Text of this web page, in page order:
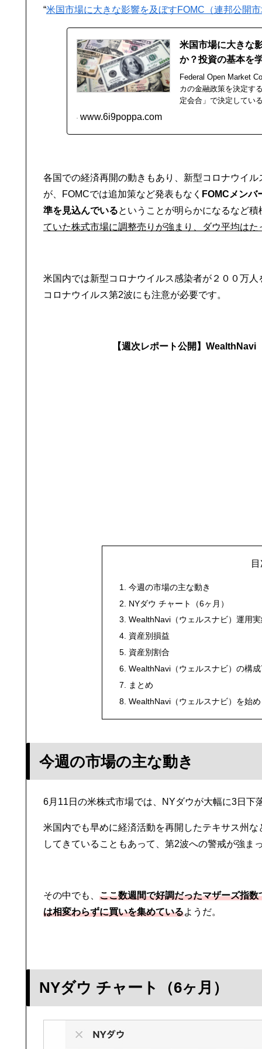
“米国市場に大きな影響を及ぼすFOMC（連邦公開
米国市場に大きな
か？投資の基本を
Federal Open Market
カの金融政策を決定す
定会合」で決定してい
www.6i9poppa.com
各国での経済再開の動きもあり、新型コロナウイ
が、FOMCでは追加策など発表もなく FOMCメンバ
準を見込んでいるということが明らかになるなど
ていた株式市場に調整売りが強まり、ダウ平均は
米国内では新型コロナウイルス感染者が２００万
コロナウイルス第2波にも注意が必要です。
【週次レポート公開】
今週の市場の主な動き
NYダウ チャート（6ヶ月）
WealthNavi（ウェルスナビ）運用
資産別損益
資産別割合
WealthNavi（ウェルスナビ）の構
まとめ
WealthNavi（ウェルスナビ）を始
今週の市場の主な動き
6月11日の米株式市場では、NYダウが大幅に3日下
米国内でも早めに経済活動を再開したテキサス州
してきていることもあって、第2波への警戒が強ま
その中でも、 ここ数週間で好調だったマザーズ指
は相変わらずに買いを集めているようだ。
NYダウ チャート（6ヶ月）